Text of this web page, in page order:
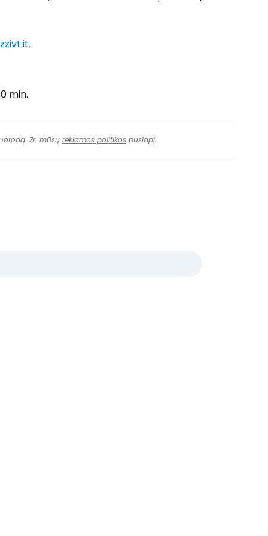
min.
Žr. mūsų reklamos politikos puslapį.